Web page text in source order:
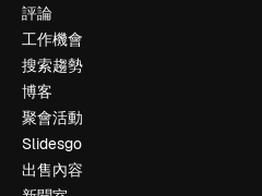
評論
工作機會
搜索趨勢
博客
聚會活動
Slidesgo
出售內容